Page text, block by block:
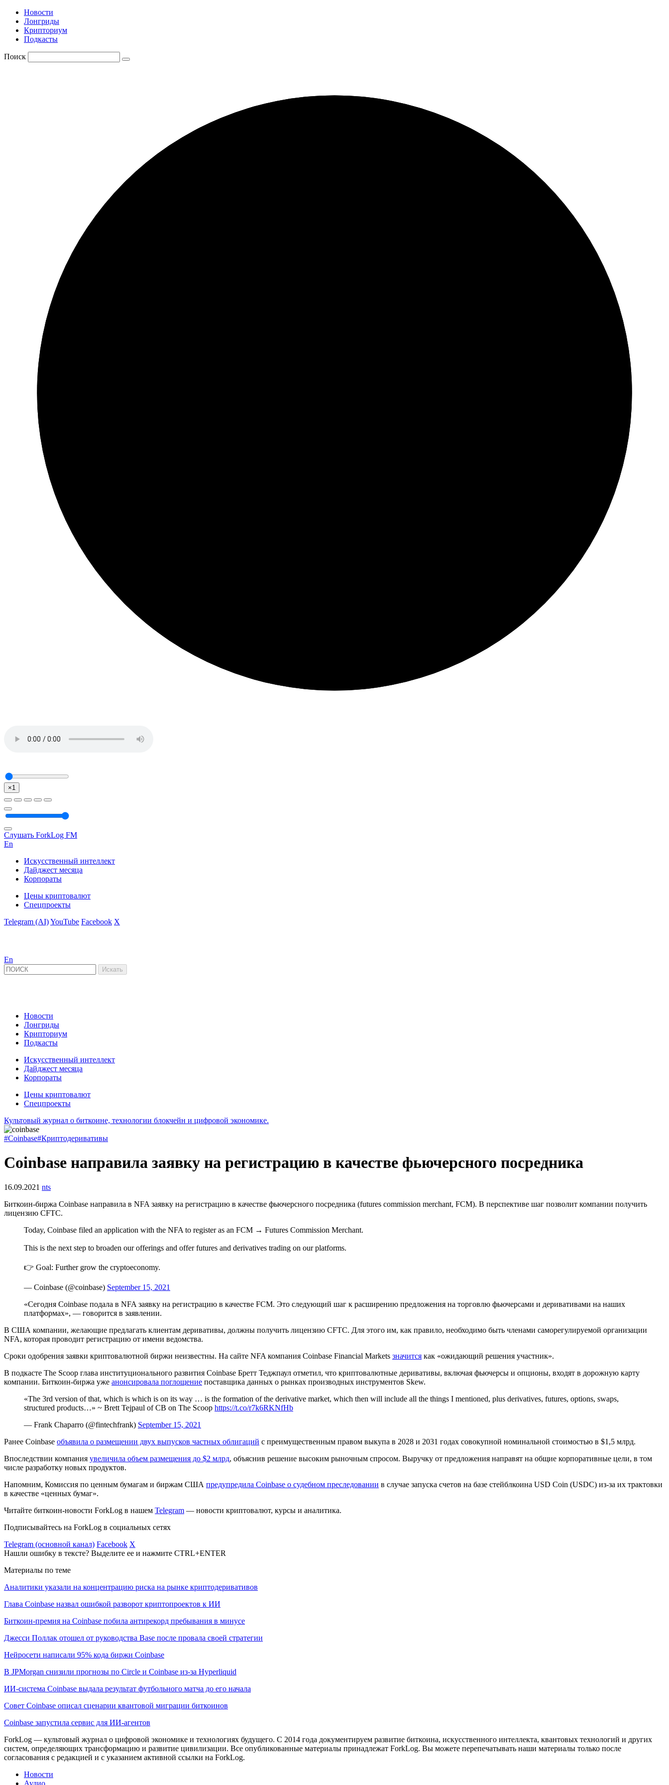
Новости
Лонгриды
Крипториум
Подкасты
Поиск
×1
Слушать ForkLog FM
En
Искусственный интеллект
Дайджест месяца
Корпораты
Цены криптовалют
Спецпроекты
Telegram (AI)YouTube Facebook X
En
Новости
Лонгриды
Крипториум
Подкасты
Искусственный интеллект
Дайджест месяца
Корпораты
Цены криптовалют
Спецпроекты
Культовый журнал о биткоине, технологии блокчейн и цифровой экономике.
#Coinbase#Криптодеривативы
Coinbase направила заявку на регистрацию в качестве фьючерсного посредника
16.09.2021 nts
Биткоин-биржа Coinbase направила в NFA заявку на регистрацию в качестве фьючерсного посредника (futures commission merchant, FCM). В перспективе шаг позволит компании получить
лицензию CFTC.
Today, Coinbase filed an application with the NFA to register as an FCM → Futures Commission Merchant.
This is the next step to broaden our offerings and offer futures and derivatives trading on our platforms.
👉 Goal: Further grow the cryptoeconomy.
— Coinbase (@coinbase) September 15, 2021
«Сегодня Coinbase подала в NFA заявку на регистрацию в качестве FCM. Это следующий шаг к расширению предложения на торговлю фьючерсами и деривативами на наших
платформах», — говорится в заявлении.
В США компании, желающие предлагать клиентам деривативы, должны получить лицензию CFTC. Для этого им, как правило, необходимо быть членами саморегулируемой организации
NFA, которая проводит регистрацию от имени ведомства.
Сроки одобрения заявки криптовалютной биржи неизвестны. На сайте NFA компания Coinbase Financial Markets значится как «ожидающий решения участник».
В подкасте The Scoop глава институционального развития Coinbase Бретт Теджпаул отметил, что криптовалютные деривативы, включая фьючерсы и опционы, входят в дорожную карту
компании. Биткоин-биржа уже анонсировала поглощение поставщика данных о рынках производных инструментов Skew.
«The 3rd version of that, which is which is on its way … is the formation of the derivative market, which then will include all the things I mentioned, plus derivatives, futures, options, swaps,
structured products…» ~ Brett Tejpaul of CB on The Scoop https://t.co/r7k6RKNfHb
— Frank Chaparro (@fintechfrank) September 15, 2021
Ранее Coinbase объявила о размещении двух выпусков частных облигаций с преимущественным правом выкупа в 2028 и 2031 годах совокупной номинальной стоимостью в $1,5 млрд.
Впоследствии компания увеличила объем размещения до $2 млрд, объяснив решение высоким рыночным спросом. Выручку от предложения направят на общие корпоративные цели, в том
числе разработку новых продуктов.
Напомним, Комиссия по ценным бумагам и биржам США предупредила Coinbase о судебном преследовании в случае запуска счетов на базе стейблкоина USD Coin (USDC) из-за их трактовки
в качестве «ценных бумаг».
Читайте биткоин-новости ForkLog в нашем Telegram — новости криптовалют, курсы и аналитика.
Подписывайтесь на ForkLog в социальных сетях
Telegram (основной канал) Facebook X
Нашли ошибку в тексте? Выделите ее и нажмите CTRL+ENTER
Материалы по теме
Аналитики указали на концентрацию риска на рынке криптодеривативов
Глава Coinbase назвал ошибкой разворот криптопроектов к ИИ
Биткоин-премия на Coinbase побила антирекорд пребывания в минусе
Джесси Поллак отошел от руководства Base после провала своей стратегии
Нейросети написали 95% кода биржи Coinbase
В JPMorgan снизили прогнозы по Circle и Coinbase из-за Hyperliquid
ИИ-система Coinbase выдала результат футбольного матча до его начала
Совет Coinbase описал сценарии квантовой миграции биткоинов
Coinbase запустила сервис для ИИ-агентов
ForkLog — культовый журнал о цифровой экономике и технологиях будущего. С 2014 года документируем развитие биткоина, искусственного интеллекта, квантовых технологий и других
систем, определяющих трансформацию и развитие цивилизации. Все опубликованные материалы принадлежат ForkLog. Вы можете перепечатывать наши материалы только после
согласования с редакцией и с указанием активной ссылки на ForkLog.
Новости
Аудио